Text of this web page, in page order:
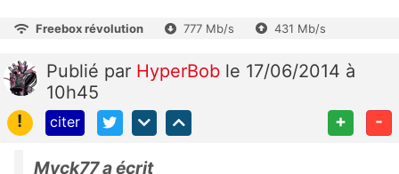
Freebox révolution 777 Mb/s 431 Mb/s
Publié par HyperBob le 17/06/2014 à
10h45
!
citer + -
Myck77 a écrit